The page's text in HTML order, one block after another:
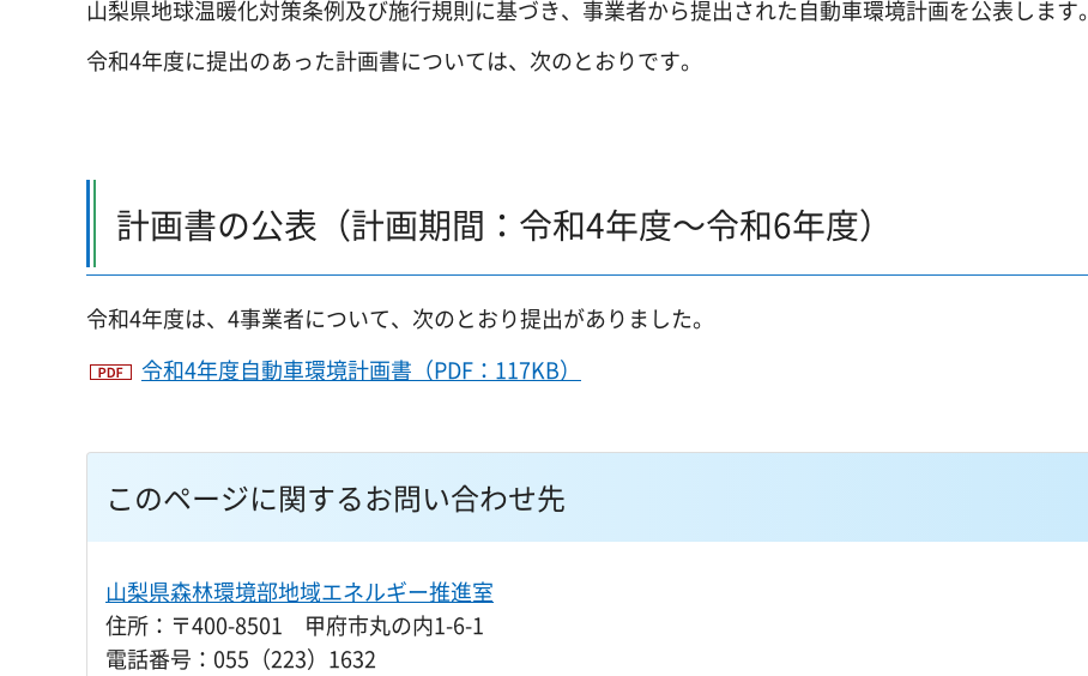
山梨県地球温暖化対策条例及び施行規則に基づき、事業者から提出された自動車環境計画を公表します。
令和4年度に提出のあった計画書については、次のとおりです。
計画書の公表（計画期間：令和4年度～令和6年度）
令和4年度は、4事業者について、次のとおり提出がありました。
令和4年度自動車環境計画書（PDF：117KB）
このページに関するお問い合わせ先
山梨県森林環境部地域エネルギー推進室
住所：〒400-8501 甲府市丸の内1-6-1
電話番号：055（223）1632